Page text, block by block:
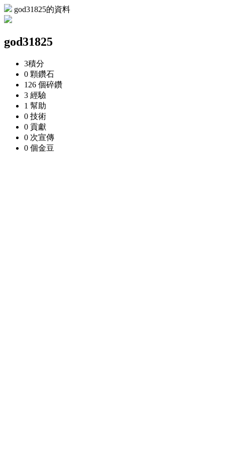
god31825的資料
god31825
3積分
0 顆鑽石
126 個碎鑽
3 經驗
1 幫助
0 技術
0 貢獻
0 次宣傳
0 個金豆